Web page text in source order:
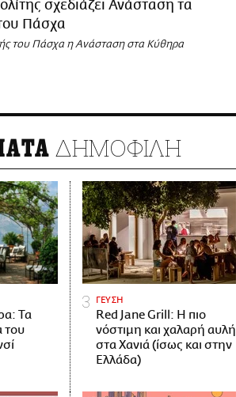
σχεδιάζει Ανάσταση τα
Πάσχα
του Πάσχα η Ανάσταση στα Κύθηρα
ΔΗΜΟΦΙΛΗ
Τα
του
ΓΕΥΣΗ
Red Jane Grill: Η πιο
νόστιμη και χαλαρή αυλή
στα Χανιά (ίσως και στην
Ελλάδα)